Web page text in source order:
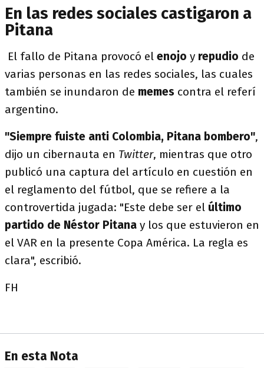
En las redes sociales castigaron a
Pitana
El fallo de Pitana provocó el enojo y repudio de
varias personas en las redes sociales, las cuales
también se inundaron de memes contra el referí
argentino.
"Siempre fuiste anti Colombia, Pitana bombero",
dijo un cibernauta en Twitter, mientras que otro
publicó una captura del artículo en cuestión en
el reglamento del fútbol, que se refiere a la
controvertida jugada: "Este debe ser el último
partido de Néstor Pitana y los que estuvieron en
el VAR en la presente Copa América. La regla es
clara", escribió.
FH
En esta Nota